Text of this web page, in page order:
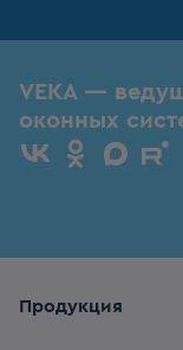
VEKA —
оконных
Продукция